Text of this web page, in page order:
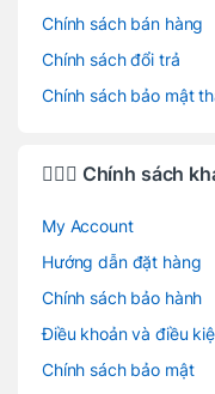
Chính sách bán hàng
Chính sách đổi trả
Chính sách bảo mật
🙋🏻‍♂️ Chính sách
My Account
Hướng dẫn đặt hàng
Chính sách bảo hành
Điều khoản và điều
Chính sách bảo mật